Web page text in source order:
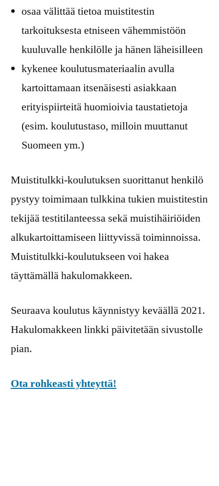
osaa välittää tietoa muistitestin
tarkoituksesta etniseen vähemmistöön
kuuluvalle henkilölle ja hänen läheisilleen
kykenee koulutusmateriaalin avulla
kartoittamaan itsenäisesti asiakkaan
erityispiirteitä huomioivia taustatietoja
(esim. koulutustaso, milloin muuttanut
Suomeen ym.)
Muistitulkki-koulutuksen suorittanut henkilö
pystyy toimimaan tulkkina tukien muistitestin
tekijää testitilanteessa sekä muistihäiriöiden
alkukartoittamiseen liittyvissä toiminnoissa.
Muistitulkki-koulutukseen voi hakea
täyttämällä hakulomakkeen.
Seuraava koulutus käynnistyy keväällä 2021.
Hakulomakkeen linkki päivitetään sivustolle
pian.
Ota rohkeasti yhteyttä!